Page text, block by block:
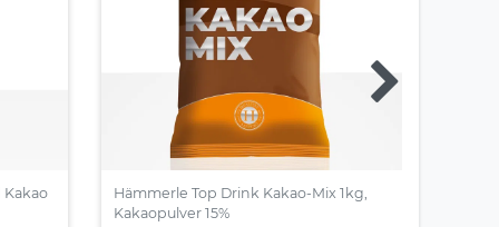
Kakao
Hämmerle Top Drink Kakao-Mix 1kg,
Kakaopulver 15%